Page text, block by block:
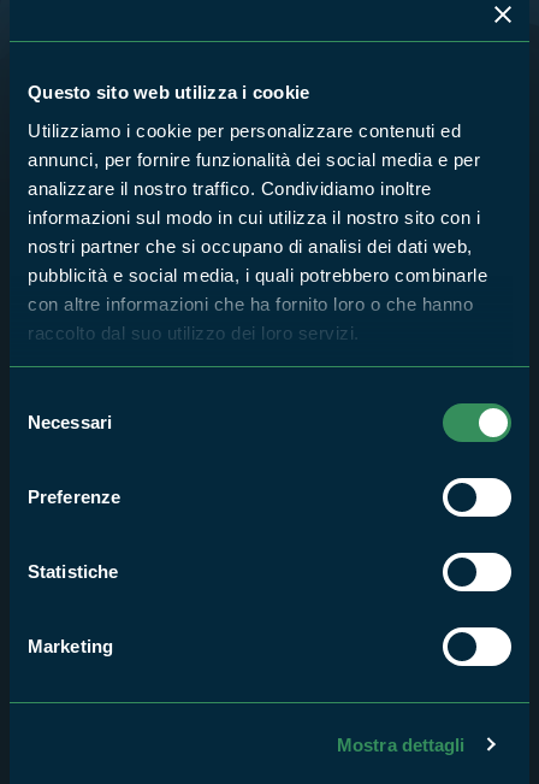
Questo sito web utilizza i cookie
Utilizziamo i cookie per personalizzare contenuti ed
annunci, per fornire funzionalità dei social media e per
analizzare il nostro traffico. Condividiamo inoltre
informazioni sul modo in cui utilizza il nostro sito con i
nostri partner che si occupano di analisi dei dati web,
pubblicità e social media, i quali potrebbero combinarle
con altre informazioni che ha fornito loro o che hanno
raccolto dal suo utilizzo dei loro servizi.
delNecessari
Preferenze
Statistiche
Marketing
Mostra dettagli
Gabi e l'Ossigeno